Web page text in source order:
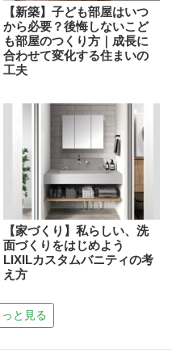
【新築】子ども部屋はいつ
から必要？後悔しないこど
も部屋のつくり方｜成長に
合わせて変化する住まいの
工夫
【家づくり】私らしい、洗
面づくりをはじめよう
LIXILカスタムバニティの考
え方
と見る